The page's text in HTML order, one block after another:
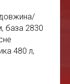
база 2830
480 л,